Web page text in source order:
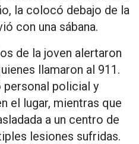
la colocó debajo de la
con una sábana.
de la joven alertaron
llamaron al 911.
policial y
el lugar, mientras que
a un centro de
lesiones sufridas.